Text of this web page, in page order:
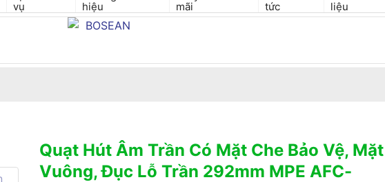
Quạt Hút Âm Trần Có Mặt Che Bảo Vệ, Mặt
Vuông, Đục Lỗ Trần 292mm MPE AFC-